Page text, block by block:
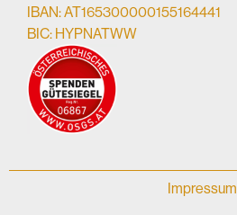
IBAN: AT165300000155164441
BIC: HYPNATWW
Impressum